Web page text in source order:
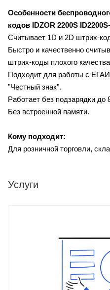
Особенности
кодов IDZOR 2200S
Считывает 1D и 2D штрих-
Быстро и качественно
штрих-коды плохого
Подходит для работы с
"Честный знак".
Работает без подзарядки до
Без встроенной памяти.
Кому подходит:
Для розничной торговли,
Услуги